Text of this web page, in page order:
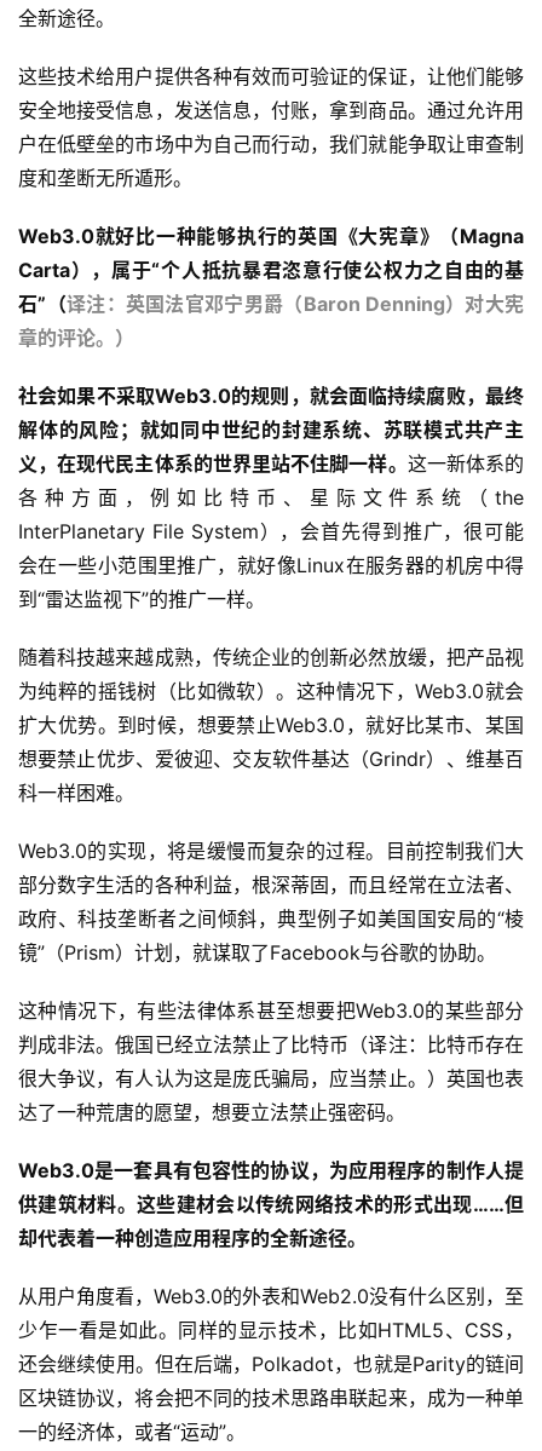
全新途径。
这些技术给用户提供各种有效而可验证的保证，让他们能够
安全地接受信息，发送信息，付账，拿到商品。通过允许用
户在低壁垒的市场中为自己而行动，我们就能争取让审查制
度和垄断无所遁形。
Web3.0就好比一种能够执行的英国《大宪章》（Magna
Carta），属于“个人抵抗暴君恣意行使公权力之自由的基
石”（译注：英国法官邓宁男爵（Baron Denning）对大宪
章的评论。）
社会如果不采取Web3.0的规则，就会面临持续腐败，最终
解体的风险；就如同中世纪的封建系统、苏联模式共产主
义，在现代民主体系的世界里站不住脚一样。 这一新体系的
各种方面，例如比特币、星际文件系统（the
InterPlanetary File System），会首先得到推广，很可能
会在一些小范围里推广，就好像Linux在服务器的机房中得
到“雷达监视下”的推广一样。
随着科技越来越成熟，传统企业的创新必然放缓，把产品视
为纯粹的摇钱树（比如微软）。这种情况下，Web3.0就会
扩大优势。到时候，想要禁止Web3.0，就好比某市、某国
想要禁止优步、爱彼迎、交友软件基达（Grindr）、维基百
科一样困难。
Web3.0的实现，将是缓慢而复杂的过程。目前控制我们大
部分数字生活的各种利益，根深蒂固，而且经常在立法者、
政府、科技垄断者之间倾斜，典型例子如美国国安局的“棱
镜”（Prism）计划，就谋取了Facebook与谷歌的协助。
这种情况下，有些法律体系甚至想要把Web3.0的某些部分
判成非法。俄国已经立法禁止了比特币（译注：比特币存在
很大争议，有人认为这是庞氏骗局，应当禁止。）英国也表
达了一种荒唐的愿望，想要立法禁止强密码。
Web3.0是一套具有包容性的协议，为应用程序的制作人提
供建筑材料。这些建材会以传统网络技术的形式出现……但
却代表着一种创造应用程序的全新途径。
从用户角度看，Web3.0的外表和Web2.0没有什么区别，至
少乍一看是如此。同样的显示技术，比如HTML5、CSS，
还会继续使用。但在后端，Polkadot，也就是Parity的链间
区块链协议，将会把不同的技术思路串联起来，成为一种单
一的经济体，或者“运动”。